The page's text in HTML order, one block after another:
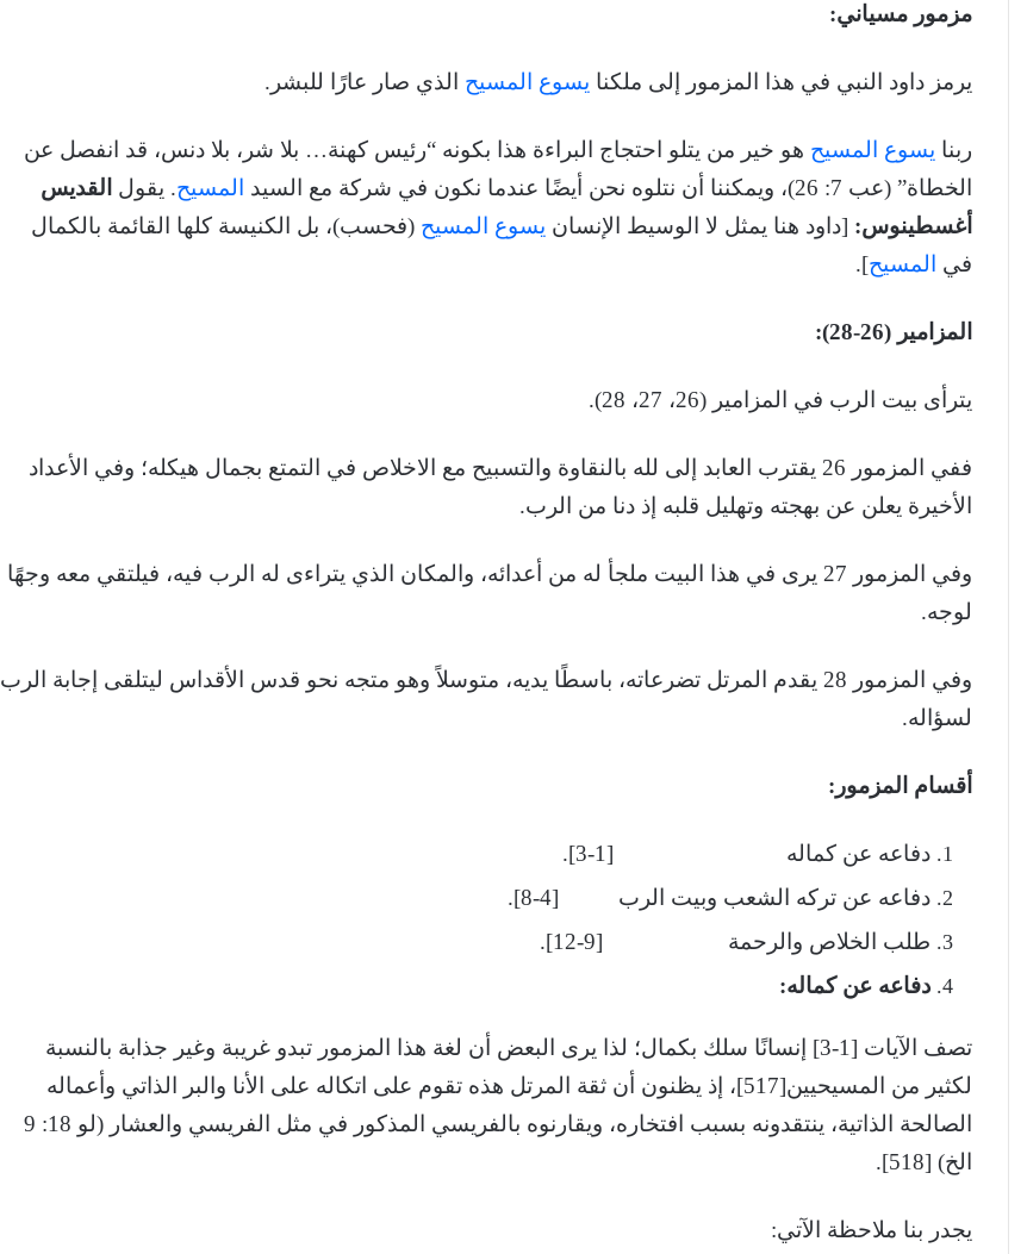
مزمور مسياني:
يرمز داود النبي في هذا المزمور إلى ملكنا يسوع المسيح الذي صار عارًا للبشر.
ربنا يسوع المسيح هو خير من يتلو احتجاج البراءة هذا بكونه “رئيس كهنة… بلا شر، بلا دنس، قد انفصل عن
الخطاة” (عب 7: 26)، ويمكننا أن نتلوه نحن أيضًا عندما نكون في شركة مع السيد
المسيح. يقول القديس
أغسطينوس: [داود هنا يمثل لا الوسيط الإنسان يسوع المسيح (فحسب)، بل الكنيسة كلها القائمة بالكمال
في
المسيح].
المزامير (26-28):
يترأى بيت الرب في المزامير (26، 27، 28).
ففي المزمور 26 يقترب العابد إلى لله بالنقاوة والتسبيح مع الاخلاص في التمتع بجمال هيكله؛ وفي الأعداد
الأخيرة يعلن عن بهجته وتهليل قلبه إذ دنا من الرب.
وفي المزمور 27 يرى في هذا البيت ملجأ له من أعدائه، والمكان الذي يتراءى له الرب فيه، فيلتقي معه وجهًا
لوجه.
وفي المزمور 28 يقدم المرتل تضرعاته، باسطًا يديه، متوسلاً وهو متجه نحو قدس الأقداس ليتلقى إجابة الرب
لسؤاله.
أقسام المزمور:
دفاعه عن كماله [1-3].
دفاعه عن تركه الشعب وبيت الرب [4-8].
طلب الخلاص والرحمة [9-12].
دفاعه عن كماله:
تصف الآيات [1-3] إنسانًا سلك بكمال؛ لذا يرى البعض أن لغة هذا المزمور تبدو غريبة وغير جذابة بالنسبة
لكثير من المسيحيين[517]، إذ يظنون أن ثقة المرتل هذه تقوم على اتكاله على الأنا والبر الذاتي وأعماله
الصالحة الذاتية، ينتقدونه بسبب افتخاره، ويقارنوه بالفريسي المذكور في مثل الفريسي والعشار (لو 18: 9
الخ) [518].
يجدر بنا ملاحظة الآتي: